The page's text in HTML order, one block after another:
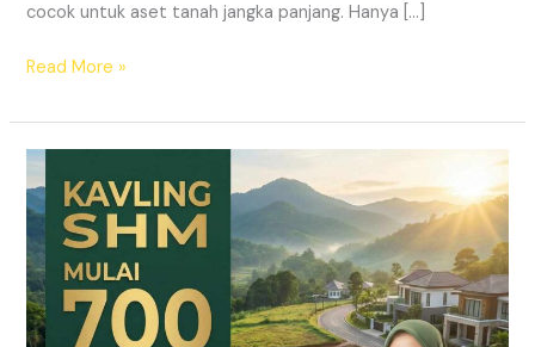
cocok untuk aset tanah jangka panjang. Hanya […]
Read More »
HARMONI
PRIME
EAST
BOGOR
–
KAVLING
SHM